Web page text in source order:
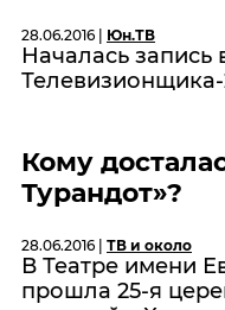
28.06.2016 | Юн.ТВ
Началась
Телевизионщика-
Кому
Турандот»?
28.06.2016 | ТВ и около
В Театре имени
прошла 25-я